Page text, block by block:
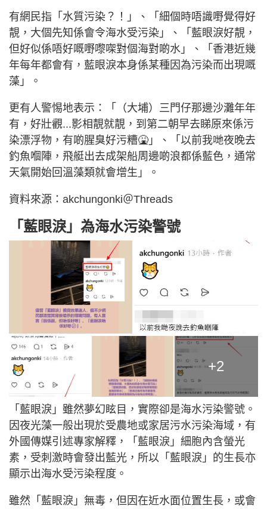
有網民指「水質污染？！」、「細個時唔識嘢覺得好
靚，大個先知係會令海水受污染」、「藍眼淚好靚，
但好似係唔好嘅嘢嚟㗎對個海對啲水」、「香港近幾
年每年都會有，藍眼淚本身係某種因為污染而出現嘅
藻」。
更有人警惕地表示：「（大埔）三門仔那邊沙灘年年
有，好壯觀...影相靚就靚，到第二朝早去睇原來係污
染漂浮物，有啲腥臭好污糟🤮」、「以前我哋夜晚去
釣魚嗰陣，飛艇出去成架船周邊啲浪都係藍色，通常
天氣開始回溫藻類就會增生」。
資料來源：akchungonki＠Threads
「藍眼淚」為海水污染警號
+2
「藍眼淚」雖然夢幻眩目，實際卻是海水污染警號。
因夜光藻一般出現於受農地或家居污水污染海域，有
外國傳媒引述專家解釋，「藍眼淚」細胞內含螢光
素，受刺激時會發出藍光，所以「藍眼淚」的生長亦
顯示出海水受污染程度。
雖然「藍眼淚」無毒，但因在近水面位置生長，或會